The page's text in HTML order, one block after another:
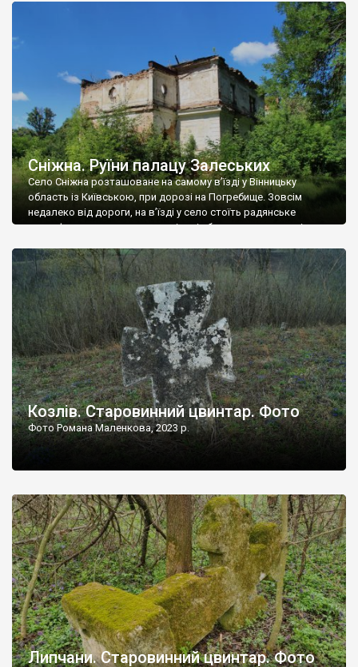
Наддністрянське відрізняється від більшості навколишніх
сіл. У селі є мурована Михайлівська церква. Точної дати […]
Сніжна. Руїни палацу Залеських
Село Сніжна розташоване на самому в’їзді у Вінницьку
область із Київською, при дорозі на Погребище. Зовсім
недалеко від дороги, на в’їзді у село стоїть радянське
рельєфне пано, яке показує жінку і яблуню, а трохи далі, десь
не видно, але видно дві стареньких колії у траві – […]
Козлів. Старовинний цвинтар. Фото
Фото Романа Маленкова, 2023 р.
Липчани. Старовинний цвинтар. Фото